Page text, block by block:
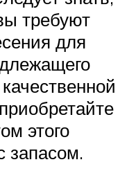
требуют
для
этого
запасом.